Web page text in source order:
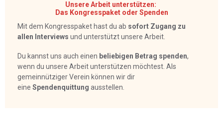
Unsere Arbeit unterstützen:
Das Kongresspaket oder Spenden
Mit dem Kongresspaket hast du ab sofort Zugang zu
allen Interviews und unterstützt unsere Arbeit.
Du kannst uns auch einen beliebigen Betrag spenden,
wenn du unsere Arbeit unterstützen möchtest. Als
gemeinnütziger Verein können wir dir
eine Spendenquittung ausstellen.